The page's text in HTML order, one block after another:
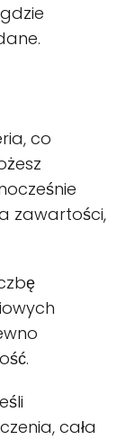
co
zawartości,
cała